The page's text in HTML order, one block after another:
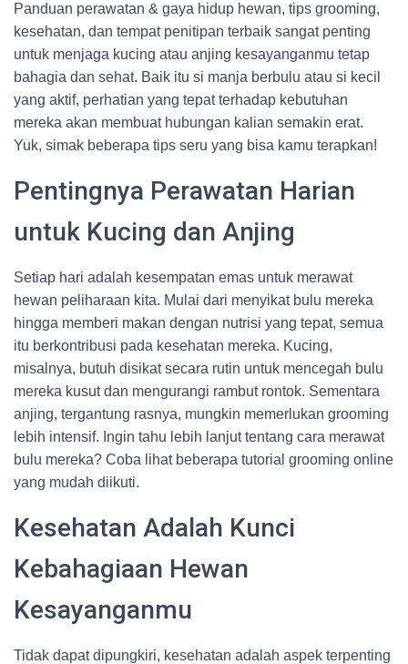
Panduan perawatan & gaya hidup hewan, tips grooming,
kesehatan, dan tempat penitipan terbaik sangat penting
untuk menjaga kucing atau anjing kesayanganmu tetap
bahagia dan sehat. Baik itu si manja berbulu atau si kecil
yang aktif, perhatian yang tepat terhadap kebutuhan
mereka akan membuat hubungan kalian semakin erat.
Yuk, simak beberapa tips seru yang bisa kamu terapkan!
Pentingnya Perawatan Harian
untuk Kucing dan Anjing
Setiap hari adalah kesempatan emas untuk merawat
hewan peliharaan kita. Mulai dari menyikat bulu mereka
hingga memberi makan dengan nutrisi yang tepat, semua
itu berkontribusi pada kesehatan mereka. Kucing,
misalnya, butuh disikat secara rutin untuk mencegah bulu
mereka kusut dan mengurangi rambut rontok. Sementara
anjing, tergantung rasnya, mungkin memerlukan grooming
lebih intensif. Ingin tahu lebih lanjut tentang cara merawat
bulu mereka? Coba lihat beberapa tutorial grooming online
yang mudah diikuti.
Kesehatan Adalah Kunci
Kebahagiaan Hewan
Kesayanganmu
Tidak dapat dipungkiri, kesehatan adalah aspek terpenting